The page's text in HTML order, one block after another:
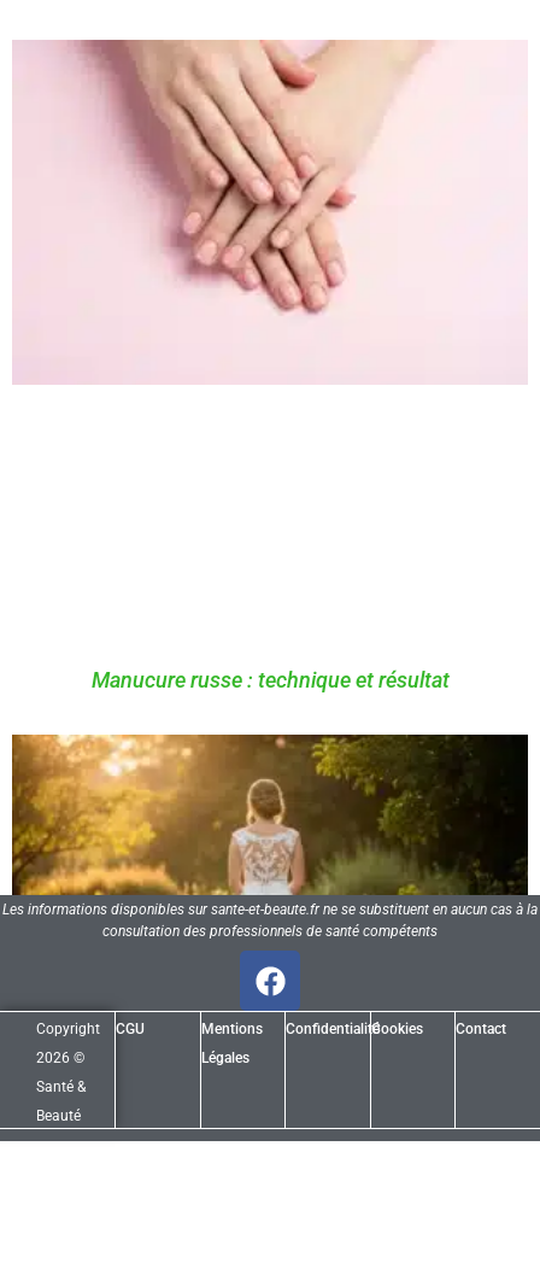
Manucure russe : technique et résultat
Les informations disponibles sur sante-et-beaute.fr ne se substituent en aucun cas à la
consultation des professionnels de santé compétents
Copyright
2026 ©
Santé &
Beauté
CGU
Mentions
Légales
ConfidentialitéCookies Contact